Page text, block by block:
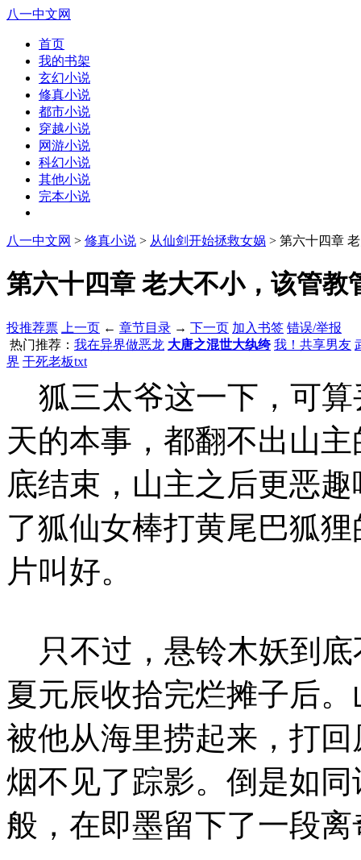
八一中文网
首页
我的书架
玄幻小说
修真小说
都市小说
穿越小说
网游小说
科幻小说
其他小说
完本小说
八一中文网 > 修真小说 > 从仙剑开始拯救女娲 > 第六十四章
第六十四章 老大不小，该管教
投推荐票 上一页 ← 章节目录 → 下一页 加入书签 错误/举报
热门推荐： 我在异界做恶龙 大唐之混世大纨绔 我！共享男友
界 干死老板txt
狐三太爷这一下，可算
天的本事，都翻不出山
底结束，山主之后更恶
了狐仙女棒打黄尾巴狐
片叫好。
只不过，悬铃木妖到底
夏元辰收拾完烂摊子后
被他从海里捞起来，打
烟不见了踪影。倒是如
般，在即墨留下了一段